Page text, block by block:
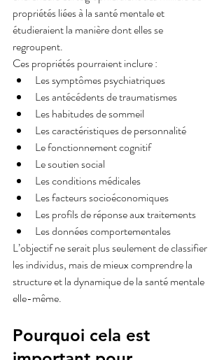
propriétés liées à la santé mentale et
étudieraient la manière dont elles se
regroupent.
Ces propriétés pourraient inclure :
Les symptômes psychiatriques
Les antécédents de traumatismes
Les habitudes de sommeil
Les caractéristiques de personnalité
Le fonctionnement cognitif
Le soutien social
Les conditions médicales
Les facteurs socioéconomiques
Les profils de réponse aux traitements
Les données comportementales
L’objectif ne serait plus seulement de classifier
les individus, mais de mieux comprendre la
structure et la dynamique de la santé mentale
elle-même.
Pourquoi cela est